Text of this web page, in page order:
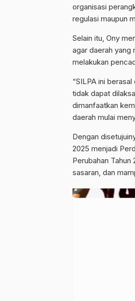
organisasi
regulasi maupun
Selain itu, Ony
agar daerah yang
melakukan
“SILPA ini
tidak dapat
dimanfaatkan
daerah mulai
Dengan
2025 menjadi
Perubahan
sasaran, dan